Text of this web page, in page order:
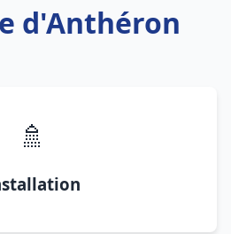
d'Anthéron
🚿